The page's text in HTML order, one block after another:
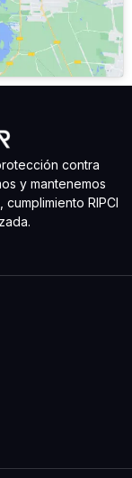
contra
y mantenemos
RIPCI